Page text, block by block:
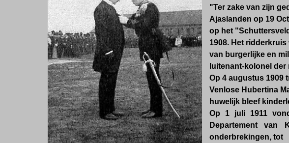
"Ter zake van zijn
Ajaslanden op 19
op het
1908. Het
van burgerlijke en
luitenant-kolonel der
Op 4 augustus 1909
Venlose Hubertina
huwelijk bleef
Op 1 juli 1911
Departement van
onderbrekingen, tot